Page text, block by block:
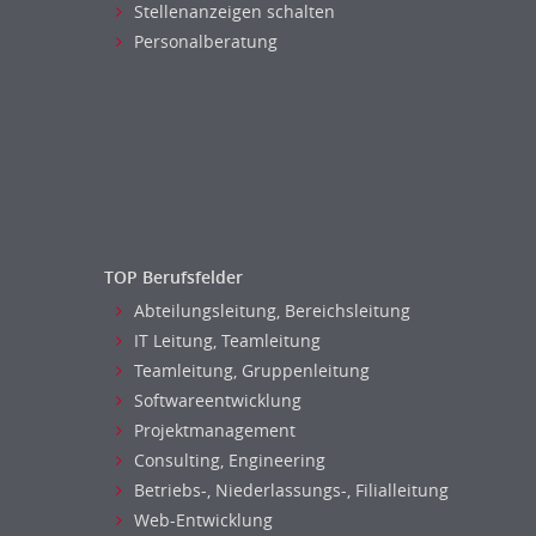
Notar-, Justizfachangestellter,
Anwaltsfachgehilfe
Notariat
Richter, Justizbeamte
Analyst
Anlageberatung, Vermögensberatung
Asset-/Fonds-Management
Börsenhandel
Versicherungen
Naturwissenschaften & Forschung
Stellenanzeigen schalten
Personalberatung
TOP Berufsfelder
Abteilungsleitung, Bereichsleitung
IT Leitung, Teamleitung
Teamleitung, Gruppenleitung
Softwareentwicklung
Projektmanagement
Consulting, Engineering
Betriebs-, Niederlassungs-, Filialleitung
Web-Entwicklung